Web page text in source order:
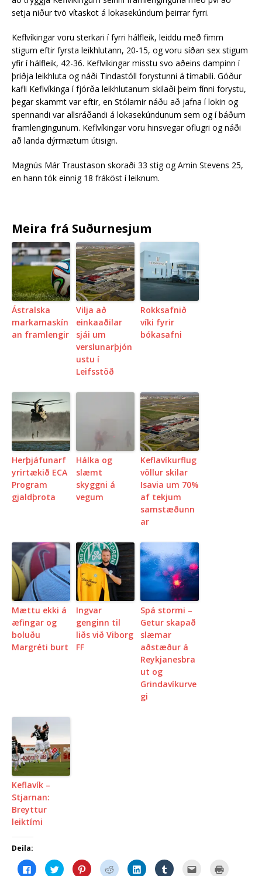
setja niður tvö vítaskot á lokasekúndum þeirrar fyrri.
Keflvíkingar voru sterkari í fyrri hálfleik, leiddu með fimm
stigum eftir fyrsta leikhlutann, 20-15, og voru síðan sex stigum
yfir í hálfleik, 42-36. Keflvíkingar misstu svo aðeins dampinn í
þriðja leikhluta og náði Tindastóll forystunni á tímabili. Góður
kafli Keflvíkinga í fjórða leikhlutanum skilaði þeim fínni forystu,
þegar skammt var eftir, en Stólarnir náðu að jafna í lokin og
spennandi var allsráðandi á lokasekúndunum sem og í báðum
framlengingunum. Keflvíkingar voru hinsvegar öflugri og náði
að landa dýrmætum útisigri.
Magnús Már Traustason skoraði 33 stig og Amin Stevens 25,
en hann tók einnig 18 fráköst í leiknum.
Meira frá Suðurnesjum
Ástralska
markamaskín
an framlengir
Vilja að
einkaaðilar
sjái um
verslunarþjón
ustu í
Leifsstöð
Rokksafnið
víki fyrir
bókasafni
Herþjáfunarf
yrirtækið ECA
Program
gjaldþrota
Hálka og
slæmt
skyggni á
vegum
Keflavíkurflug
völlur skilar
Isavia um 70%
af tekjum
samstæðunn
ar
Mættu ekki á
æfingar og
boluðu
Margréti burt
Ingvar
genginn til
liðs við Viborg
FF
Spá stormi –
Getur skapað
slæmar
aðstæður á
Reykjanesbra
ut og
Grindavíkurve
gi
Keflavík –
Stjarnan:
Breyttur
leiktími
Deila:
C
C C C C C